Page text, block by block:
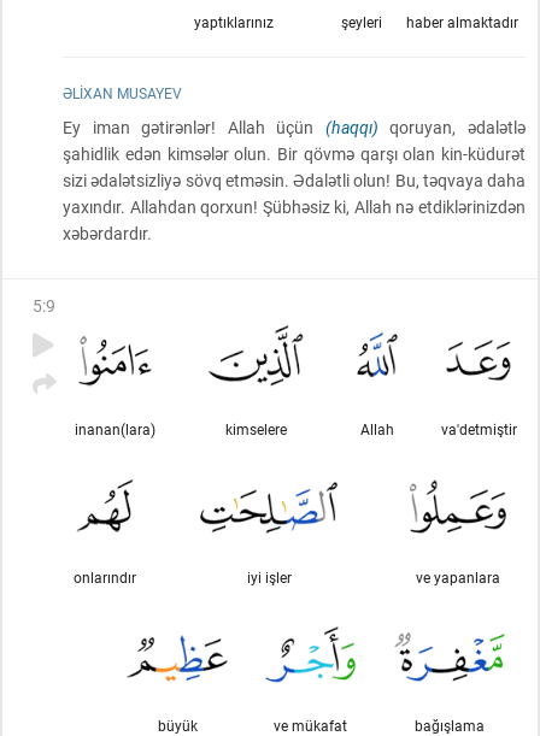
haber almaktadır
şeyleri
yaptıklarınız
ƏLIXAN MUSAYEV
Ey iman gətirənlər! Allah üçün (haqqı) qoruyan, ədalətlə
şahidlik edən kimsələr olun. Bir qövmə qarşı olan kin-küdurət
sizi ədalətsizliyə sövq etməsin. Ədalətli olun! Bu, təqvaya daha
yaxındır. Allahdan qorxun! Şübhəsiz ki, Allah nə etdiklərinizdən
xəbərdardır.
5:9
va'detmiştir
Allah
kimselere
inanan(lara)
ve yapanlara
iyi işler
onlarındır
bağışlama
ve mükafat
büyük